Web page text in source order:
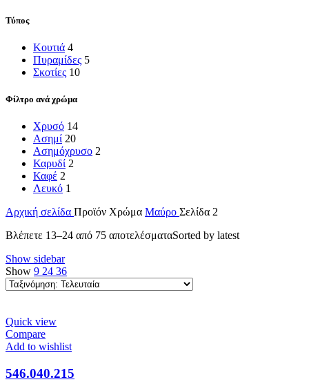
Τύπος
Κουτιά 4
Πυραμίδες 5
Σκοτίες 10
Φίλτρο ανά χρώμα
Χρυσό 14
Ασημί 20
Ασημόχρυσο 2
Καρυδί 2
Καφέ 2
Λευκό 1
Αρχική σελίδα Προϊόν Χρώμα Μαύρο Σελίδα 2
Βλέπετε 13–24 από 75 αποτελέσματαSorted by latest
Show sidebar
Show 9 24 36
Quick view
Compare
Add to wishlist
546.040.215